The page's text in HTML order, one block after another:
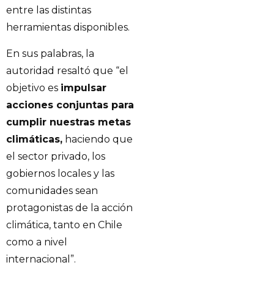
entre las distintas
herramientas disponibles.
En sus palabras, la
autoridad resaltó que “el
objetivo es impulsar
acciones conjuntas para
cumplir nuestras metas
climáticas, haciendo que
el sector privado, los
gobiernos locales y las
comunidades sean
protagonistas de la acción
climática, tanto en Chile
como a nivel
internacional”.